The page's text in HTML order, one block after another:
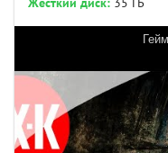
Жесткий диск: 35 ГБ